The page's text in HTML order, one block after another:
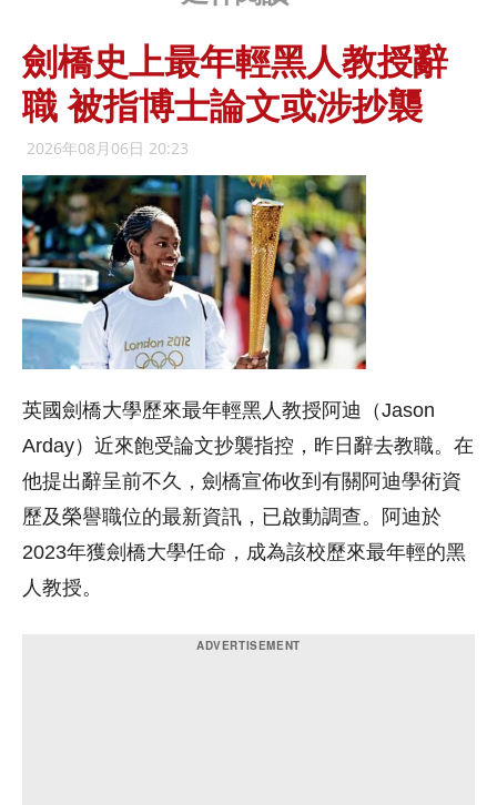
劍橋史上最年輕黑人教授辭
職 被指博士論文或涉抄襲
2026年08月06日 20:23
英國劍橋大學歷來最年輕黑人教授阿迪（Jason
Arday）近來飽受論文抄襲指控，昨日辭去教職。在
他提出辭呈前不久，劍橋宣佈收到有關阿迪學術資
歷及榮譽職位的最新資訊，已啟動調查。阿迪於
2023年獲劍橋大學任命，成為該校歷來最年輕的黑
人教授。